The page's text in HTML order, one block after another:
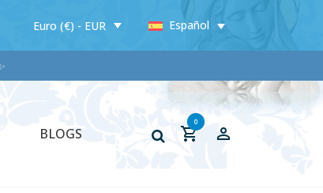
Euro (€) - EUR Español
BLOGS
0